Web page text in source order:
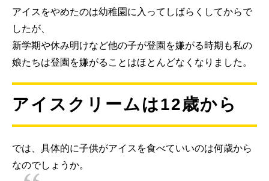
アイスをやめたのは幼稚園に入ってしばらくしてからで
したが、
新学期や休み明けなど他の子が登園を嫌がる時期も私の
娘たちは登園を嫌がることはほとんどなくなりました。
アイスクリームは12歳から
では、具体的に子供がアイスを食べていいのは何歳から
なのでしょうか。